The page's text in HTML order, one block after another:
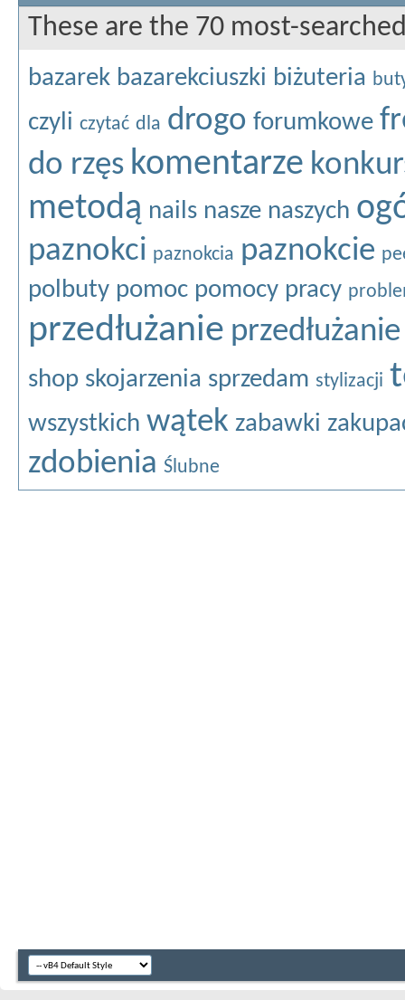
These are the 70 most-
bazarek bazarekciuszki biżuteria
czyli czytać dla drogo forumkowe
do rzęs komentarze
metodą nails nasze naszych
paznokci paznokcia paznokcie
polbuty pomoc pomocy pracy
przedłużanie
shop skojarzenia sprzedam stylizacji
wszystkich wątek zabawki
zdobienia Ślubne